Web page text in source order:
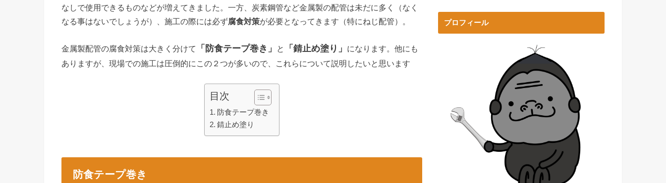
なしで使用できるものなどが増えてきました。一方、炭素鋼管など金属製の配管は未だに多く（なく
なる事はないでしょうが）、施工の際には必ず腐食対策が必要となってきます（特にねじ配管）。
金属製配管の腐食対策は大きく分けて 「防食テープ巻き」 と 「錆止め塗り」
になります。他にも
ありますが、現場での施工は圧倒的にこの２つが多いので、これらについて説明したいと思います
目次
防食テープ巻き
錆止め塗り
防食テープ巻き
プロフィール